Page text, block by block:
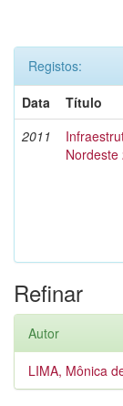
Registos:
Data
Título
2011
Nordeste
Refinar
Autor
LIMA, Mônica